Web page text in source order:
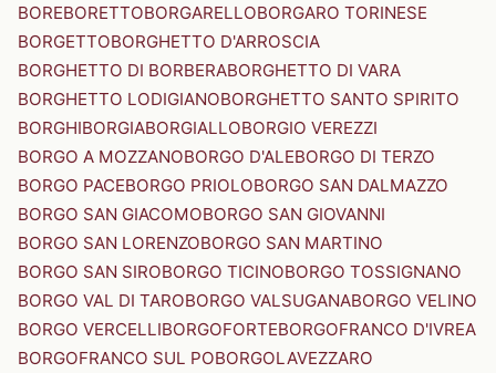
BOREBORETTOBORGARELLOBORGARO TORINESE
BORGETTOBORGHETTO D'ARROSCIA
BORGHETTO DI BORBERABORGHETTO DI VARA
BORGHETTO LODIGIANOBORGHETTO SANTO SPIRITO
BORGHIBORGIABORGIALLOBORGIO VEREZZI
BORGO A MOZZANOBORGO D'ALEBORGO DI TERZO
BORGO PACEBORGO PRIOLOBORGO SAN DALMAZZO
BORGO SAN GIACOMOBORGO SAN GIOVANNI
BORGO SAN LORENZOBORGO SAN MARTINO
BORGO SAN SIROBORGO TICINOBORGO TOSSIGNANO
BORGO VAL DI TAROBORGO VALSUGANABORGO VELINO
BORGO VERCELLIBORGOFORTEBORGOFRANCO D'IVREA
BORGOFRANCO SUL POBORGOLAVEZZARO